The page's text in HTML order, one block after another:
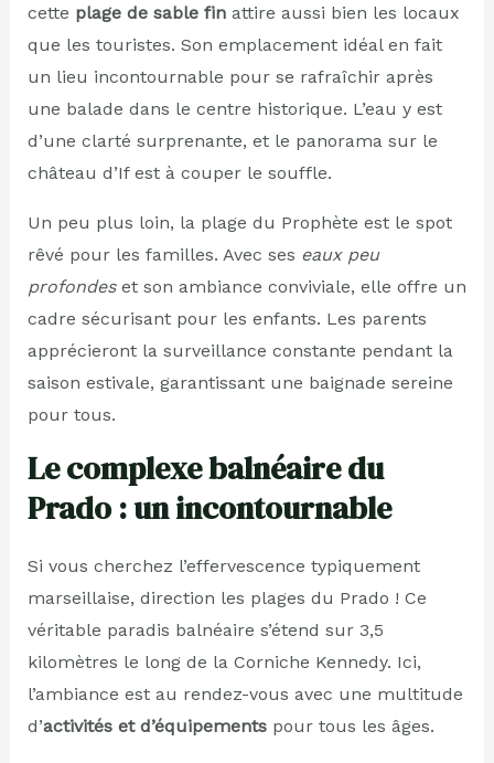
cette plage de sable finattire aussi bien les locaux
que les touristes. Son emplacement idéal en fait
un lieu incontournable pour se rafraîchir après
une balade dans le centre historique. L’eau y est
d’une clarté surprenante, et le panorama sur le
château d’If est à couper le souffle.
Un peu plus loin, la plage du Prophète est le spot
rêvé pour les familles. Avec ses eaux peu
profondeset son ambiance conviviale, elle offre un
cadre sécurisant pour les enfants. Les parents
apprécieront la surveillance constante pendant la
saison estivale, garantissant une baignade sereine
pour tous.
Le complexe balnéaire du
Prado : un incontournable
Si vous cherchez l’effervescence typiquement
marseillaise, direction les plages du Prado ! Ce
véritable paradis balnéaire s’étend sur 3,5
kilomètres le long de la Corniche Kennedy. Ici,
l’ambiance est au rendez-vous avec une multitude
d’activités et d’équipementspour tous les âges.